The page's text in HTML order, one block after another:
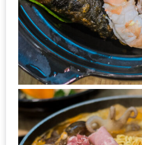
คน
รัก
บ้าน
มากมาย
MAPS
MY
ACCOUNT